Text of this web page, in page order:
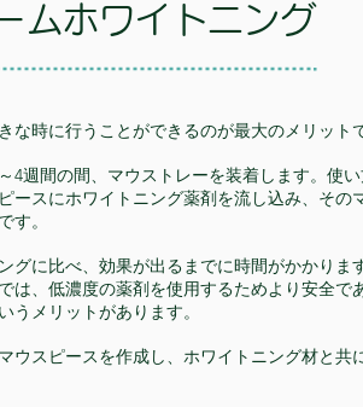
ムホワイトニング
な時に行うことができるのが最大のメリットで
4週間の間、マウストレーを装着します。使
ースにホワイトニング薬剤を流し込み、その
す。
グに比べ、効果が出るまでに時間がかかりま
は、低濃度の薬剤を使用するためより安全で
うメリットがあります。
ウスピースを作成し、ホワイトニング材と共